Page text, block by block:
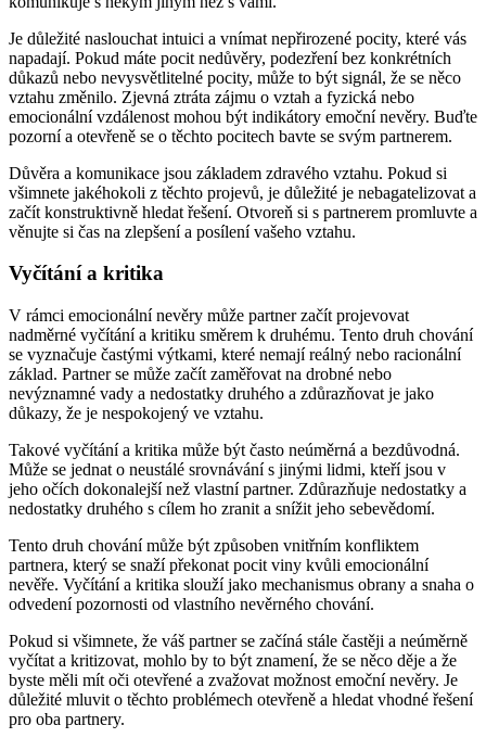
Je důležité naslouchat intuici a vnímat nepřirozené pocity, které vás
napadají. Pokud máte pocit nedůvěry, podezření bez konkrétních
důkazů nebo nevysvětlitelné pocity, může to být signál, že se něco
vztahu změnilo. Zjevná ztráta zájmu o vztah a fyzická nebo
emocionální vzdálenost mohou být indikátory emoční nevěry. Buďte
pozorní a otevřeně se o těchto pocitech bavte se svým partnerem.
Důvěra a komunikace jsou základem zdravého vztahu. Pokud si
všimnete jakéhokoli z těchto projevů, je důležité je nebagatelizovat a
začít konstruktivně hledat řešení. Otvoreň si s partnerem promluvte a
věnujte si čas na zlepšení a posílení vašeho vztahu.
Vyčítání a kritika
V rámci emocionální nevěry může partner začít projevovat
nadměrné vyčítání a kritiku směrem k druhému. Tento druh chování
se vyznačuje častými výtkami, které nemají reálný nebo racionální
základ. Partner se může začít zaměřovat na drobné nebo
nevýznamné vady a nedostatky druhého a zdůrazňovat je jako
důkazy, že je nespokojený ve vztahu.
Takové vyčítání a kritika může být často neúměrná a bezdůvodná.
Může se jednat o neustálé srovnávání s jinými lidmi, kteří jsou v
jeho očích dokonalejší než vlastní partner. Zdůrazňuje nedostatky a
nedostatky druhého s cílem ho zranit a snížit jeho sebevědomí.
Tento druh chování může být způsoben vnitřním konfliktem
partnera, který se snaží překonat pocit viny kvůli emocionální
nevěře. Vyčítání a kritika slouží jako mechanismus obrany a snaha o
odvedení pozornosti od vlastního nevěrného chování.
Pokud si všimnete, že váš partner se začíná stále častěji a neúměrně
vyčítat a kritizovat, mohlo by to být znamení, že se něco děje a že
byste měli mít oči otevřené a zvažovat možnost emoční nevěry. Je
důležité mluvit o těchto problémech otevřeně a hledat vhodné řešení
pro oba partnery.